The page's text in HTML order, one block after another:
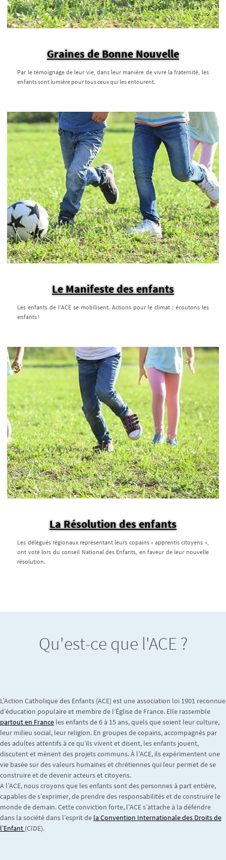
Graines de Bonne Nouvelle
Par le témoignage de leur vie, dans leur manière de vivre la fraternité, les
enfants sont lumière pour tous ceux qui les entourent.
Le Manifeste des enfants
Les enfants de l’ACE se mobilisent. Actions pour le climat : écoutons les
enfants !
La Résolution des enfants
Les délégués régionaux représentant leurs copains « apprentis citoyens »,
ont voté lors du conseil National des Enfants, en faveur de leur nouvelle
résolution.
Qu'est-ce que l'ACE ?
L’Action Catholique des Enfants (ACE) est une association loi 1901 reconnue
d’éducation populaire et membre de l’Église de France. Elle rassemble
partout en France les enfants de 6 à 15 ans, quels que soient leur culture,
leur milieu social, leur religion. En groupes de copains, accompagnés par
des adultes attentifs à ce qu’ils vivent et disent, les enfants jouent,
discutent et mènent des projets communs. À l’ACE, ils expérimentent une
vie basée sur des valeurs humaines et chrétiennes qui leur permet de se
construire et de devenir acteurs et citoyens.
A l’ACE, nous croyons que les enfants sont des personnes à part entière,
capables de s’exprimer, de prendre des responsabilités et de construire le
monde de demain. Cette conviction forte, l’ACE s’attache à la défendre
dans la société dans l’esprit de la Convention Internationale des Droits de
l’Enfant (CIDE).